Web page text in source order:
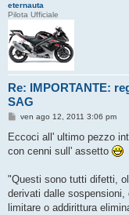
eternauta
Pilota Ufficiale
Re: IMPORTANTE:
SAG
M
s
a
i
o
ven ago 12, 2011 3:06 pm
Eccoci all' ultimo pezzo
con cenni sull' assetto
"Questi sono tutti difetti,
derivati dalle
limitare o addirittura